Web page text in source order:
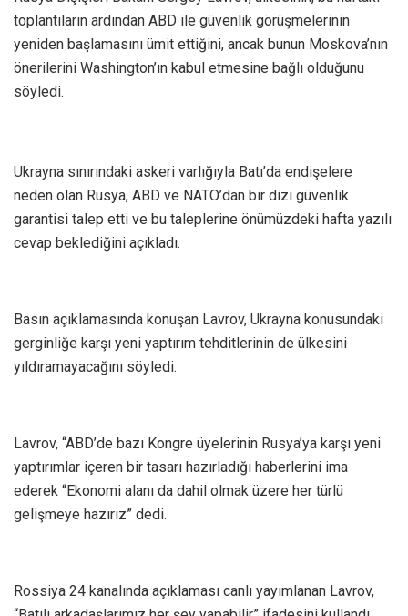
toplantıların ardından ABD ile güvenlik görüşmelerinin
yeniden başlamasını ümit ettiğini, ancak bunun Moskova’nın
önerilerini Washington’ın kabul etmesine bağlı olduğunu
söyledi.
Ukrayna sınırındaki askeri varlığıyla Batı’da endişelere
neden olan Rusya, ABD ve NATO’dan bir dizi güvenlik
garantisi talep etti ve bu taleplerine önümüzdeki hafta yazılı
cevap beklediğini açıkladı.
Basın açıklamasında konuşan Lavrov, Ukrayna konusundaki
gerginliğe karşı yeni yaptırım tehditlerinin de ülkesini
yıldıramayacağını söyledi.
Lavrov, “ABD’de bazı Kongre üyelerinin Rusya’ya karşı yeni
yaptırımlar içeren bir tasarı hazırladığı haberlerini ima
ederek “Ekonomi alanı da dahil olmak üzere her türlü
gelişmeye hazırız” dedi.
Rossiya 24 kanalında açıklaması canlı yayımlanan Lavrov,